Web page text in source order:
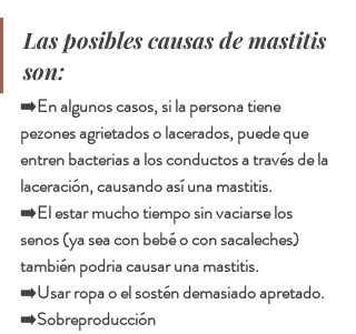
Las posibles causas de mastitis
son:
➡️En algunos casos, si la persona tiene
pezones agrietados o lacerados, puede que
entren bacterias a los conductos a través de la
laceración, causando así una mastitis.
➡️El estar mucho tiempo sin vaciarse los
senos (ya sea con bebé o con sacaleches)
también podria causar una mastitis.
➡️Usar ropa o el sostén demasiado apretado.
➡️Sobreproducción